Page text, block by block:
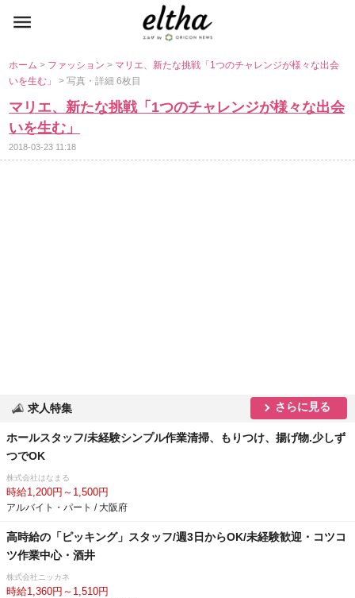
ホーム> ファッション> マリエ、新たな挑戦「1つのチャレンジが様々な出会
いを生む」> 写真・詳細 6枚目
マリエ、新たな挑戦「1つのチャレンジが様々な出会
いを生む」
2018-03-23 11:18
求人特集 さらに見る
ホールスタッフ/未経験シンプル作業清掃、もりつけ、揚げ物.少しず
つでOK
株式会社はなまる
時給1,200円～1,500円
アルバイト・パート / 大阪府
高時給の「ピッキング」スタッフ/週3日からOK/未経験歓迎・コツコ
ツ作業中心・酒井
株式会社ニッカネ
時給1,360円～1,510円